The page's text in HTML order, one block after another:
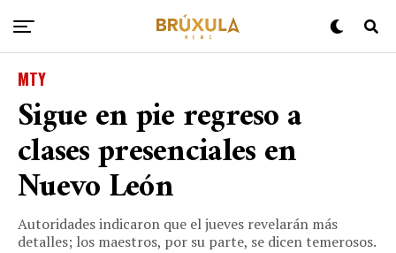
MTY
Sigue en pie regreso a
clases presenciales en
Nuevo León
Autoridades indicaron que el jueves revelarán más
detalles; los maestros, por su parte, se dicen temerosos.